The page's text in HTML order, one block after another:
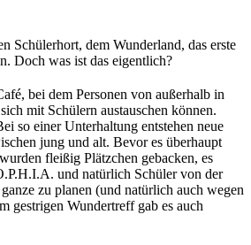
Schülerhort, dem Wunderland, das erste
Doch was ist das eigentlich?
bei dem Personen von außerhalb in
mit Schülern austauschen können.
so einer Unterhaltung entstehen neue
jung und alt. Bevor es überhaupt
fleißig Plätzchen gebacken, es
und natürlich Schüler von der
zu planen (und natürlich auch wegen
gestrigen Wundertreff gab es auch